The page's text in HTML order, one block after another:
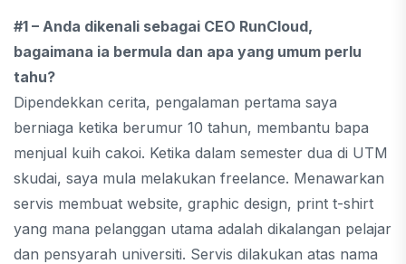
#1 – Anda dikenali sebagai CEO RunCloud,
bagaimana ia bermula dan apa yang umum perlu
tahu?
Dipendekkan cerita, pengalaman pertama saya
berniaga ketika berumur 10 tahun, membantu bapa
menjual kuih cakoi. Ketika dalam semester dua di UTM
skudai, saya mula melakukan freelance. Menawarkan
servis membuat website, graphic design, print t-shirt
yang mana pelanggan utama adalah dikalangan pelajar
dan pensyarah universiti. Servis dilakukan atas nama